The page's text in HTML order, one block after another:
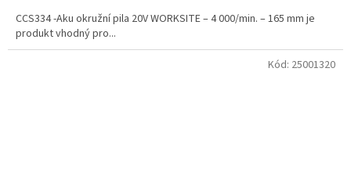
CCS334 -Aku okružní pila 20V WORKSITE – 4 000/min. – 165 mm je
produkt vhodný pro...
Kód: 25001320